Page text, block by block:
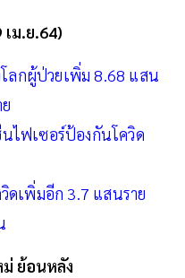
ม.ย.64)
ลกผู้ป่วยเพิ่ม 8.68 แสน
ไฟเซอร์ป้องกันโควิด
ดเพิ่มอีก 3.7 แสนราย
ย้อนหลัง